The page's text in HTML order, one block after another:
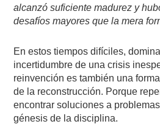
alcanzó suficiente madurez y
desafíos mayores que la mera
En estos tiempos difíciles,
incertidumbre de una crisis
reinvención es también una
de la reconstrucción. Porque
encontrar soluciones a
génesis de la disciplina.